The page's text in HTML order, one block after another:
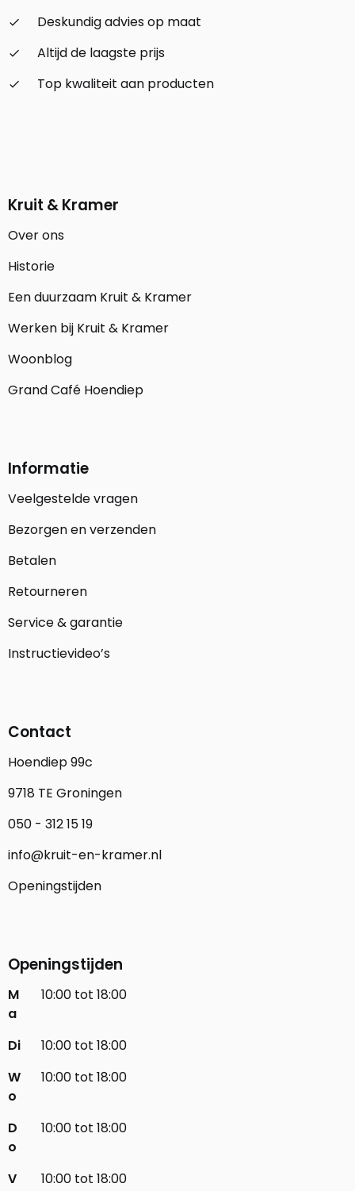
check_small
Deskundig advies op maat
check_small
Altijd de laagste prijs
check_small
Top kwaliteit aan producten
Kruit & Kramer
Over ons
Historie
Een duurzaam Kruit & Kramer
Werken bij Kruit & Kramer
Woonblog
Grand Café Hoendiep
Informatie
Veelgestelde vragen
Bezorgen en verzenden
Betalen
Retourneren
Service & garantie
Instructievideo’s
Contact
Hoendiep 99c
9718 TE Groningen
050 - 312 15 19
info@kruit-en-kramer.nl
Openingstijden
Openingstijden
M
a
10:00 tot 18:00
Di
10:00 tot 18:00
W
o
10:00 tot 18:00
D
o
10:00 tot 18:00
V
10:00 tot 18:00